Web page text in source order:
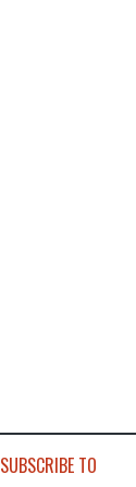
SUBSCRIBE TO